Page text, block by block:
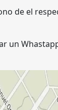
de el
un